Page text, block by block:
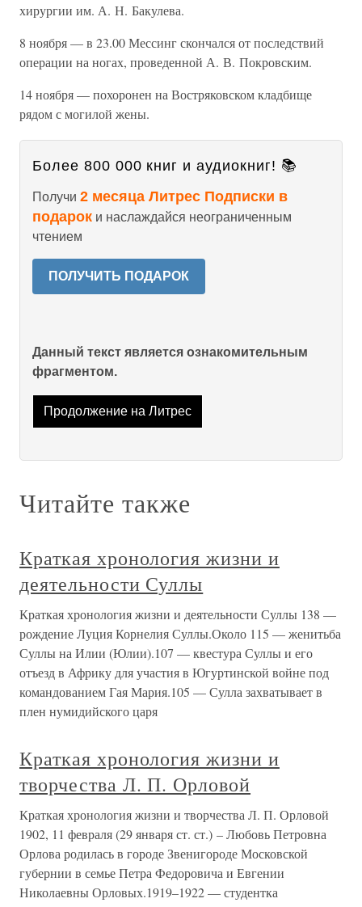
хирургии им. А. Н. Бакулева.
8 ноября — в 23.00 Мессинг скончался от последствий
операции на ногах, проведенной А. В. Покровским.
14 ноября — похоронен на Востряковском кладбище
рядом с могилой жены.
Более 800 000 книг и аудиокниг! 📚
Получи 2 месяца Литрес Подписки в
подарок и наслаждайся неограниченным
чтением
ПОЛУЧИТЬ ПОДАРОК
Данный текст является ознакомительным
фрагментом.
Продолжение на Литрес
Читайте также
Краткая хронология жизни и
деятельности Суллы
Краткая хронология жизни и деятельности Суллы 138 —
рождение Луция Корнелия Суллы.Около 115 — женитьба
Суллы на Илии (Юлии).107 — квестура Суллы и его
отъезд в Африку для участия в Югуртинской войне под
командованием Гая Мария.105 — Сулла захватывает в
плен нумидийского царя
Краткая хронология жизни и
творчества Л. П. Орловой
Краткая хронология жизни и творчества Л. П. Орловой
1902, 11 февраля (29 января ст. ст.) – Любовь Петровна
Орлова родилась в городе Звенигороде Московской
губернии в семье Петра Федоровича и Евгении
Николаевны Орловых.1919–1922 — студентка